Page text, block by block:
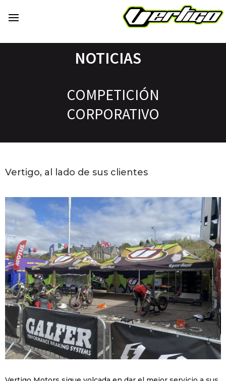
NOTICIAS
COMPETICIÓN
CORPORATIVO
Vertigo, al lado de sus clientes